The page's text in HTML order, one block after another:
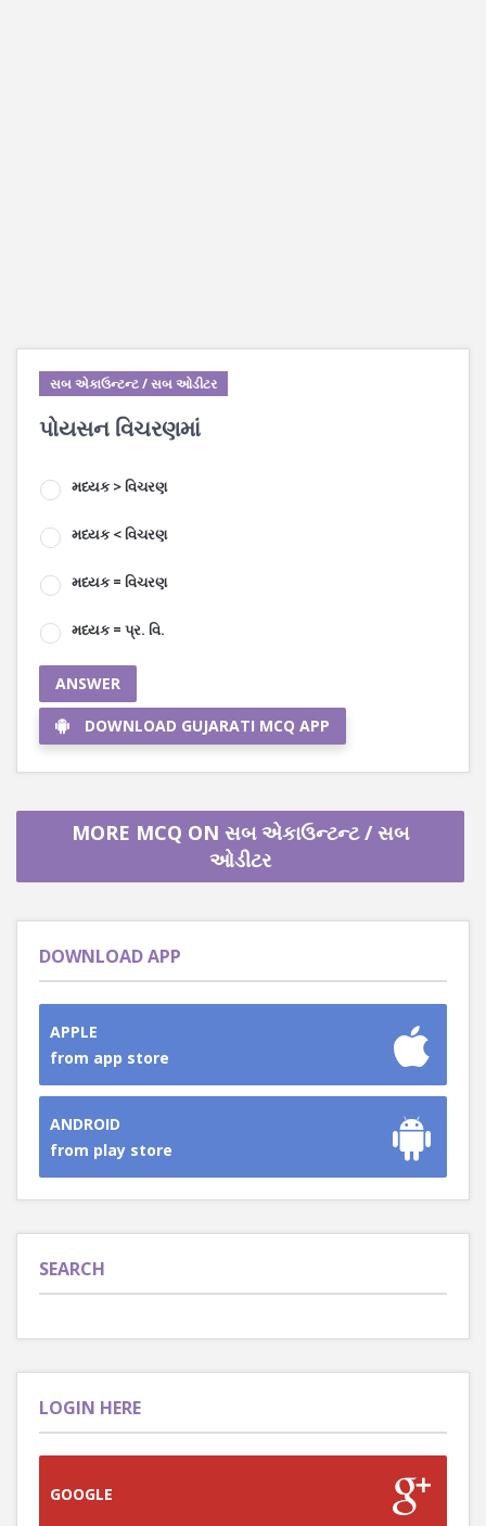
સબ એકાઉન્ટન્ટ / સબ ઓડીટર
પોયસન વિચરણમાં
મધ્યક > વિચરણ
મધ્યક < વિચરણ
મધ્યક = વિચરણ
મધ્યક = પ્ર. વિ.
ANSWER
DOWNLOAD GUJARATI MCQ APP
MORE MCQ ON સબ એકાઉન્ટન્ટ / સબ
ઓડીટર
DOWNLOAD APP
APPLE
from app store
ANDROID
from play store
SEARCH
LOGIN HERE
GOOGLE